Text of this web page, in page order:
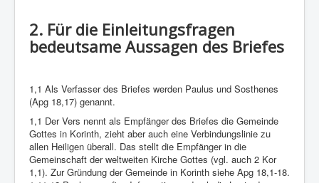
2. Für die Einleitungsfragen
bedeutsame Aussagen des Briefes
1,1 Als Verfasser des Briefes werden Paulus und Sosthenes
(Apg 18,17) genannt.
1,1 Der Vers nennt als Empfänger des Briefes die Gemeinde
Gottes in Korinth, zieht aber auch eine Verbindungslinie zu
allen Heiligen überall. Das stellt die Empfänger in die
Gemeinschaft der weltweiten Kirche Gottes (vgl. auch 2 Kor
1,1). Zur Gründung der Gemeinde in Korinth siehe Apg 18,1-18.